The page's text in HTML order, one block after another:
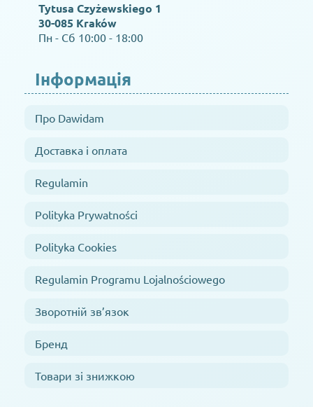
Tytusa Czyżewskiego 1
30-085 Kraków
Пн - Сб 10:00 - 18:00
Інформація
Про Dawidam
Доставка і оплата
Regulamin
Polityka Prywatności
Polityka Cookies
Regulamin Programu Lojalnościowego
Зворотній зв’язок
Бренд
Товари зі знижкою